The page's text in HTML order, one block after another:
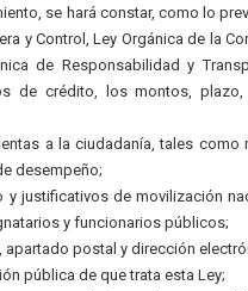
se hará constar, como lo
y Control, Ley Orgánica de la
de Responsabilidad y
de crédito, los montos,
a la ciudadanía, tales como
desempeño;
justificativos de movilización
y funcionarios públicos;
apartado postal y dirección
pública de que trata esta Ley;